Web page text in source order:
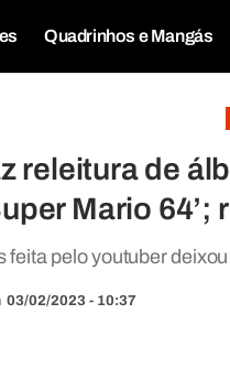
Quadrinhos e Mangás
releitura de
Mario
feita pelo youtuber
03/02/2023 - 10:37